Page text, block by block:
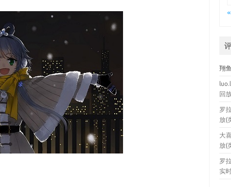
翔鱼
回
罗拉
放(
大
放(
罗
实